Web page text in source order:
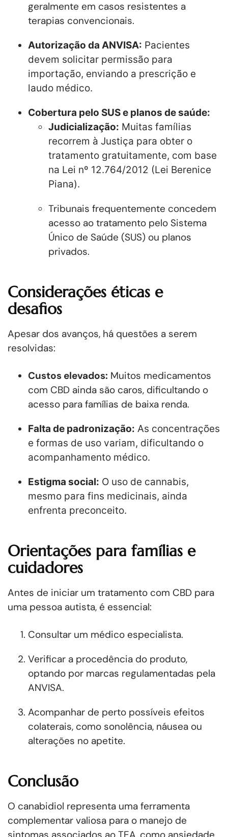
geralmente em casos resistentes a
terapias convencionais.
Autorização da ANVISA: Pacientes
devem solicitar permissão para
importação, enviando a prescrição e
laudo médico.
Cobertura pelo SUS e planos de saúde:
Judicialização: Muitas famílias
recorrem à Justiça para obter o
tratamento gratuitamente, com base
na Lei nº 12.764/2012 (Lei Berenice
Piana).
Tribunais frequentemente concedem
acesso ao tratamento pelo Sistema
Único de Saúde (SUS) ou planos
privados.
Considerações éticas e
desafios
Apesar dos avanços, há questões a serem
resolvidas:
Custos elevados: Muitos medicamentos
com CBD ainda são caros, dificultando o
acesso para famílias de baixa renda.
Falta de padronização: As concentrações
e formas de uso variam, dificultando o
acompanhamento médico.
Estigma social: O uso de cannabis,
mesmo para fins medicinais, ainda
enfrenta preconceito.
Orientações para famílias e
cuidadores
Antes de iniciar um tratamento com CBD para
uma pessoa autista, é essencial:
Consultar um médico especialista.
Verificar a procedência do produto,
optando por marcas regulamentadas pela
ANVISA.
Acompanhar de perto possíveis efeitos
colaterais, como sonolência, náusea ou
alterações no apetite.
Conclusão
O canabidiol representa uma ferramenta
complementar valiosa para o manejo de